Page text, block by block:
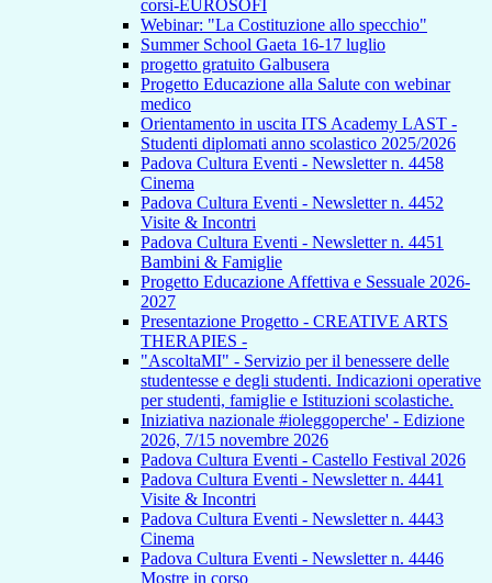
corsi-EUROSOFI
Webinar: "La Costituzione allo specchio"
Summer School Gaeta 16-17 luglio
progetto gratuito Galbusera
Progetto Educazione alla Salute con webinar
medico
Orientamento in uscita ITS Academy LAST -
Studenti diplomati anno scolastico 2025/2026
Padova Cultura Eventi - Newsletter n. 4458
Cinema
Padova Cultura Eventi - Newsletter n. 4452
Visite & Incontri
Padova Cultura Eventi - Newsletter n. 4451
Bambini & Famiglie
Progetto Educazione Affettiva e Sessuale 2026-
2027
Presentazione Progetto - CREATIVE ARTS
THERAPIES -
"AscoltaMI" - Servizio per il benessere delle
studentesse e degli studenti. Indicazioni operative
per studenti, famiglie e Istituzioni scolastiche.
Iniziativa nazionale #ioleggoperche' - Edizione
2026, 7/15 novembre 2026
Padova Cultura Eventi - Castello Festival 2026
Padova Cultura Eventi - Newsletter n. 4441
Visite & Incontri
Padova Cultura Eventi - Newsletter n. 4443
Cinema
Padova Cultura Eventi - Newsletter n. 4446
Mostre in corso